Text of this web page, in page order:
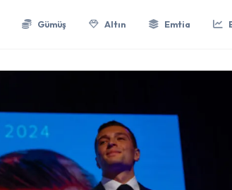
Gümüş Altın Emtia